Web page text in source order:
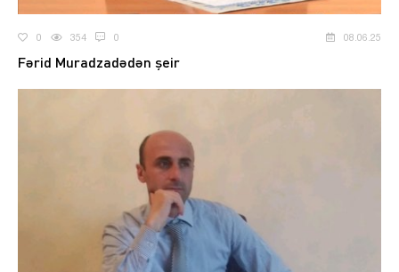
0 354 0 08.06.25
Fərid Muradzadədən şeir